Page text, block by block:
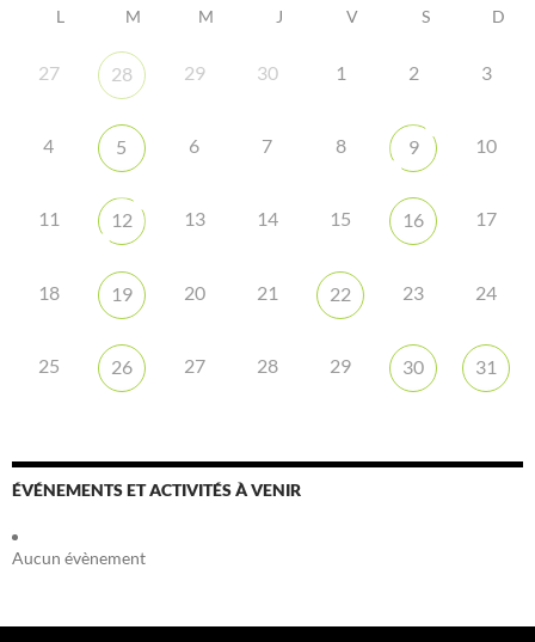
L M M J V S D
27 28 29 30 1 2 3
4 5 6 7 8 9 10
11 12 13 14 15 16 17
18 19 20 21 22 23 24
25 26 27 28 29 30 31
ÉVÉNEMENTS ET ACTIVITÉS À VENIR
Aucun évènement